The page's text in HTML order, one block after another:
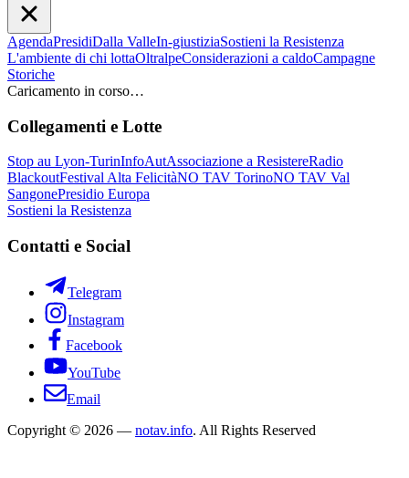
AgendaPresidiDalla ValleIn-giustiziaSostieni la Resistenza
L'ambiente di chi lottaOltralpeConsiderazioni a caldoCampagne
Storiche
Caricamento in corso…
Collegamenti e Lotte
Stop au Lyon-TurinInfoAutAssociazione a ResistereRadio
BlackoutFestival Alta FelicitàNO TAV TorinoNO TAV Val
SangonePresidio Europa
Sostieni la Resistenza
Contatti e Social
Telegram
Instagram
Facebook
YouTube
Email
Copyright © 2026 — notav.info. All Rights Reserved